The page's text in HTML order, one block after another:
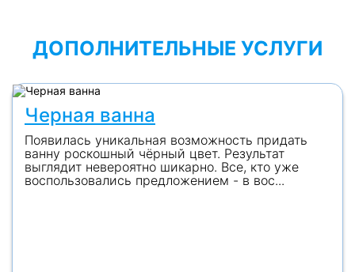
ДОПОЛНИТЕЛЬНЫЕ УСЛУГИ
Черная ванна
Появилась уникальная возможность придать
ванну роскошный чёрный цвет. Результат
выглядит невероятно шикарно. Все, кто уже
воспользовались предложением - в вос...